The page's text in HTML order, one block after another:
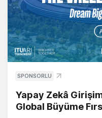
SPONSORLU
Yapay Zekâ
Global Büyüme